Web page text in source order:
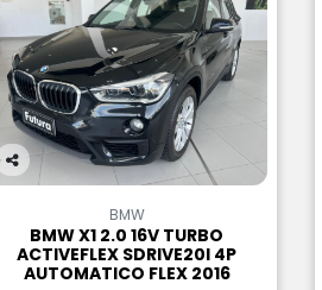
Co
rtil
he
BMW
BMW X1 2.0 16V TURBO
ACTIVEFLEX SDRIVE20I 4P
AUTOMATICO FLEX 2016